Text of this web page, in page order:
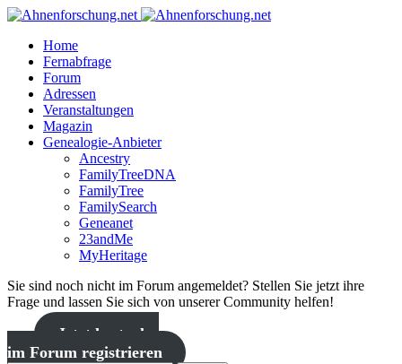
Home
Fernabfrage
Forum
Adressen
Veranstaltungen
Magazin
Genealogie-Anbieter
Ancestry
FamilyTreeDNA
FamilyTree
FamilySearch
Geneanet
23andMe
MyHeritage
Sie sind noch nicht im Forum angemeldet? Stellen Sie jetzt ihre
Frage und lassen Sie sich von unserer Community helfen!
Jetzt kostenlos
im Forum registrieren